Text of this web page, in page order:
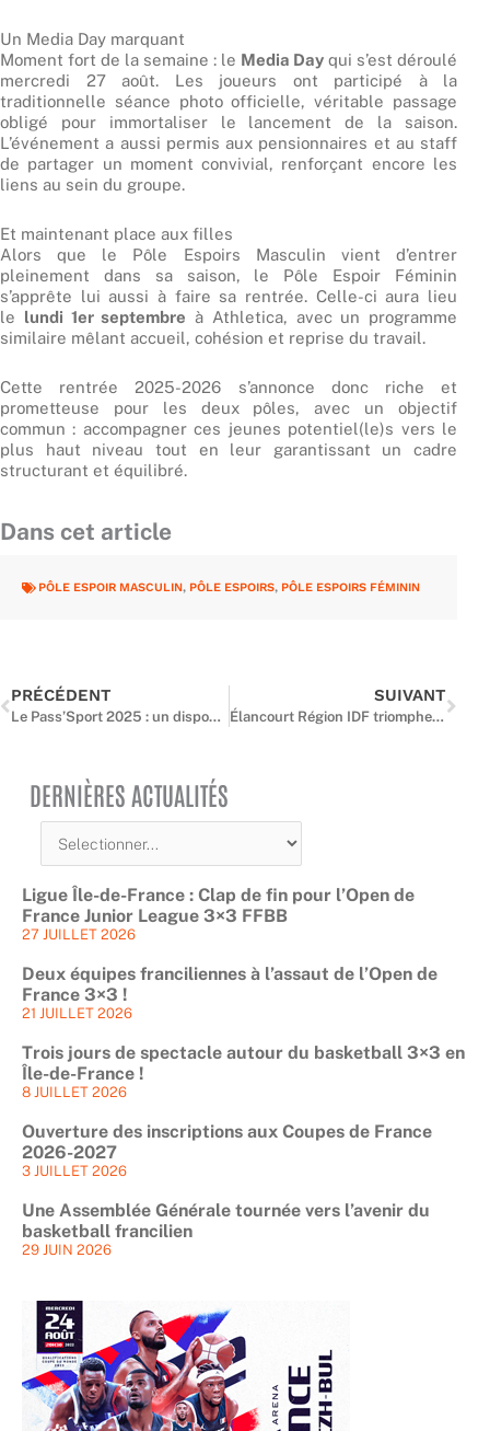
Un Media Day marquant
Moment fort de la semaine : le Media Day qui s’est déroulé
mercredi 27 août. Les joueurs ont participé à la
traditionnelle séance photo officielle, véritable passage
obligé pour immortaliser le lancement de la saison.
L’événement a aussi permis aux pensionnaires et au staff
de partager un moment convivial, renforçant encore les
liens au sein du groupe.
Et maintenant place aux filles
Alors que le Pôle Espoirs Masculin vient d’entrer
pleinement dans sa saison, le Pôle Espoir Féminin
s’apprête lui aussi à faire sa rentrée. Celle-ci aura lieu
le lundi 1er septembre à Athletica, avec un programme
similaire mêlant accueil, cohésion et reprise du travail.
Cette rentrée 2025-2026 s’annonce donc riche et
prometteuse pour les deux pôles, avec un objectif
commun : accompagner ces jeunes potentiel(le)s vers le
plus haut niveau tout en leur garantissant un cadre
structurant et équilibré.
Dans cet article
PÔLE ESPOIR MASCULIN, PÔLE ESPOIRS, PÔLE ESPOIRS FÉMININ
PRÉCÉDENT
Le Pass’Sport 2025 : un dispositif renforcé pour favoriser la pratique sportive des jeunes
SUIVANT
Élancourt Région IDF triomphe au Lite Quest 3×3 de Versailles: Kévin Thalien offre la victoire grâce à un tir au buzzer.
DERNIÈRES ACTUALITÉS
Ligue Île-de-France : Clap de fin pour l’Open de
France Junior League 3×3 FFBB
27 JUILLET 2026
Deux équipes franciliennes à l’assaut de l’Open de
France 3×3 !
21 JUILLET 2026
Trois jours de spectacle autour du basketball 3×3 en
Île-de-France !
8 JUILLET 2026
Ouverture des inscriptions aux Coupes de France
2026-2027
3 JUILLET 2026
Une Assemblée Générale tournée vers l’avenir du
basketball francilien
29 JUIN 2026